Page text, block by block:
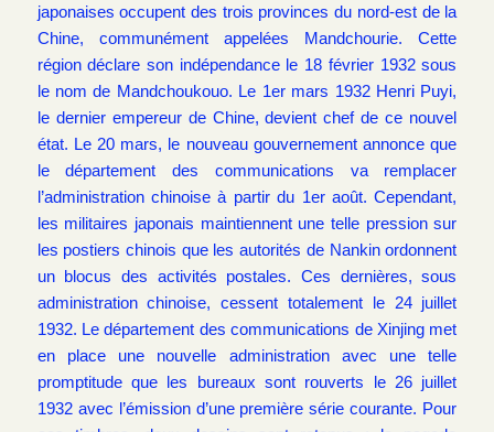
japonaises occupent des trois provinces du nord-est de la
Chine, communément appelées Mandchourie. Cette
région déclare son indépendance le 18 février 1932 sous
le nom de Mandchoukouo. Le 1er mars 1932 Henri Puyi,
le dernier empereur de Chine, devient chef de ce nouvel
état. Le 20 mars, le nouveau gouvernement annonce que
le département des communications va remplacer
l’administration chinoise à partir du 1er août. Cependant,
les militaires japonais maintiennent une telle pression sur
les postiers chinois que les autorités de Nankin ordonnent
un blocus des activités postales. Ces dernières, sous
administration chinoise, cessent totalement le 24 juillet
1932. Le département des communications de Xinjing met
en place une nouvelle administration avec une telle
promptitude que les bureaux sont rouverts le 26 juillet
1932 avec l’émission d’une première série courante. Pour